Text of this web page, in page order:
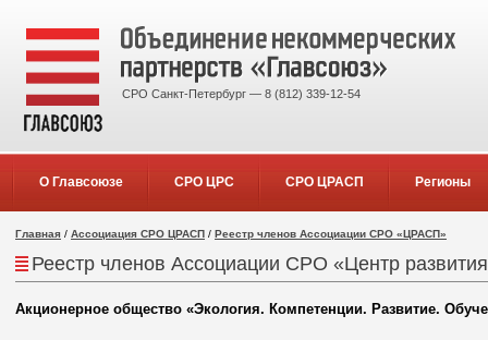
СРО Санкт-Петербург — 8 (812) 339-12-54
О Главсоюзе СРО ЦРС СРО ЦРАСП Регионы
Главная / Ассоциация СРО ЦРАСП / Реестр членов Ассоциации СРО «ЦРАСП»
Реестр членов Ассоциации СРО «Центр
Акционерное общество «Экология. Компетенции. Развитие.